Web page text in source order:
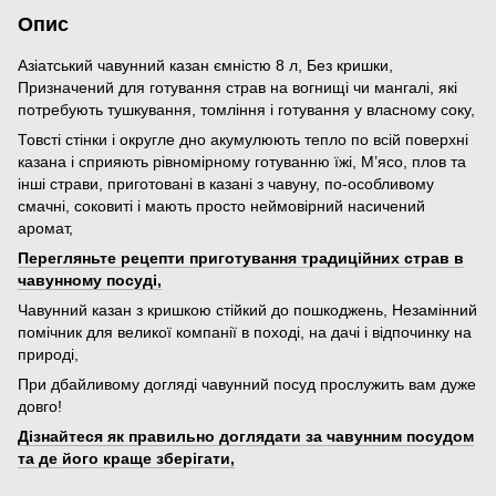
Опис
Азіатський чавунний казан ємністю 8 л, Без кришки,
Призначений для готування страв на вогнищі чи мангалі, які
потребують тушкування, томління і готування у власному соку,
Товсті стінки і округле дно акумулюють тепло по всій поверхні
казана і сприяють рівномірному готуванню їжі, М’ясо, плов та
інші страви, приготовані в казані з чавуну, по-особливому
смачні, соковиті і мають просто неймовірний насичений
аромат,
Перегляньте рецепти приготування традиційних страв в
чавунному посуді,
Чавунний казан з кришкою стійкий до пошкоджень, Незамінний
помічник для великої компанії в поході, на дачі і відпочинку на
природі,
При дбайливому догляді чавунний посуд прослужить вам дуже
довго!
Дізнайтеся як правильно доглядати за чавунним посудом
та де його краще зберігати,